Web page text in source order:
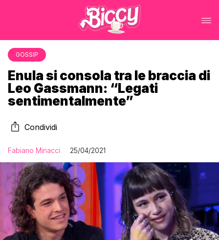
GOSSIP
Enula si consola tra le braccia di
Leo Gassmann: “Legati
sentimentalmente”
Condividi
Fabiano Minacci 25/04/2021